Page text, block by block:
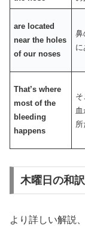
are located
near the holes
of our noses
鼻
に
That’s where
most of the
bleeding
happens
そ
所
木曜日の和
より詳しい解説